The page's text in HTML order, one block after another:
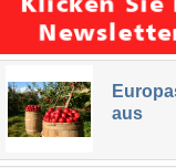
aus